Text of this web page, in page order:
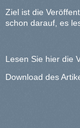
Ziel ist die
schon darauf, es
Lesen Sie hier die
Download des